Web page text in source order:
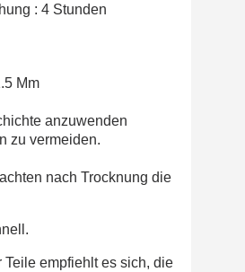
: 4 Stunden
Mm
anzuwenden
zu vermeiden.
nach Trocknung die
empfiehlt es sich, die